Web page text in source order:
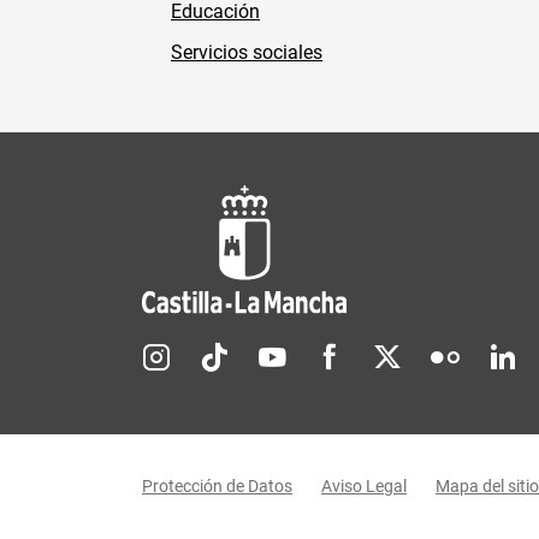
Educación
Servicios sociales
Redes sociales JCCM
Protección de Datos Aviso Legal Mapa del sitio